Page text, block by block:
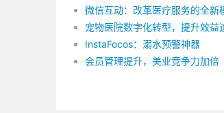
微信互动：改革医疗服务的全新
宠物医院数字化转型，提升效益
InstaFocos：溺水预警神器
会员管理提升，美业竞争力加倍